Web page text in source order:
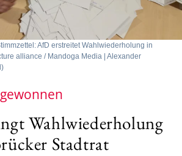
AfD erstreitet Wahlwiederholung in
alliance / Mandoga Media | Alexander
Wahlwiederholung
Stadtrat